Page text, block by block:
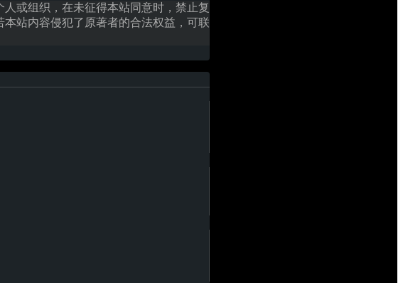
或组织，在未征得本站同意时，禁止复
站内容侵犯了原著者的合法权益，可联